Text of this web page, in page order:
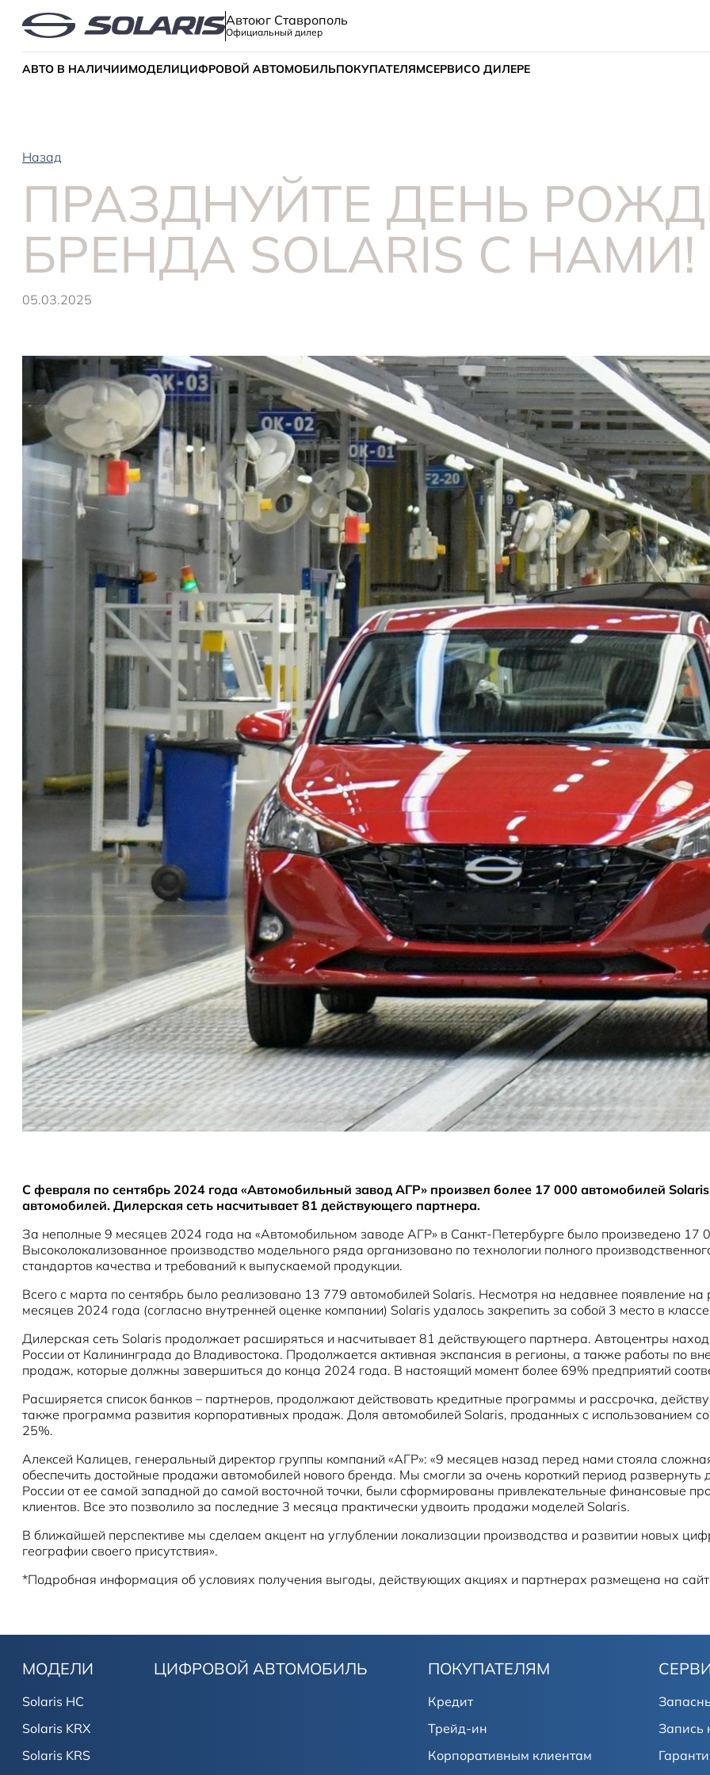
Автоюг Ставрополь
Официальный дилер
АВТО В НАЛИЧИИМОДЕЛИЦИФРОВОЙ АВТОМОБИЛЬПОКУПАТЕЛЯМСЕРВИСО ДИЛЕРЕ
Назад
ПРАЗДНУЙТЕ ДЕНЬ
БРЕНДА SOLARIS С НАМИ!
05.03.2025
С февраля по сентябрь 2024 года «Автомобильный завод АГР» произвел более 17 000 автомобилей
автомобилей. Дилерская сеть насчитывает 81 действующего партнера.
За неполные 9 месяцев 2024 года на «Автомобильном заводе АГР» в Санкт-Петербурге было произведено 17
Высоколокализованное производство модельного ряда организовано по технологии полного
стандартов качества и требований к выпускаемой продукции.
Всего с марта по сентябрь было реализовано 13 779 автомобилей Solaris. Несмотря на недавнее появление
месяцев 2024 года (согласно внутренней оценке компании) Solaris удалось закрепить за собой 3 место в
Дилерская сеть Solaris продолжает расширяться и насчитывает 81 действующего партнера. Автоцентры
России от Калининграда до Владивостока. Продолжается активная экспансия в регионы, а также работы по
продаж, которые должны завершиться до конца 2024 года. В настоящий момент более 69% предприятий
Расширяется список банков – партнеров, продолжают действовать кредитные программы и рассрочка,
также программа развития корпоративных продаж. Доля автомобилей Solaris, проданных с использованием
25%.
Алексей Калицев, генеральный директор группы компаний «АГР»: «9 месяцев назад перед нами стояла
обеспечить достойные продажи автомобилей нового бренда. Мы смогли за очень короткий период развернуть
России от ее самой западной до самой восточной точки, были сформированы привлекательные финансовые
клиентов. Все это позволило за последние 3 месяца практически удвоить продажи моделей Solaris.
В ближайшей перспективе мы сделаем акцент на углублении локализации производства и развитии новых
географии своего присутствия».
*Подробная информация об условиях получения выгоды, действующих акциях и партнерах размещена на
МОДЕЛИ
Solaris HC
Solaris KRX
Solaris KRS
ЦИФРОВОЙ АВТОМОБИЛЬ ПОКУПАТЕЛЯМ
Кредит
Трейд-ин
Корпоративным клиентам
Запись